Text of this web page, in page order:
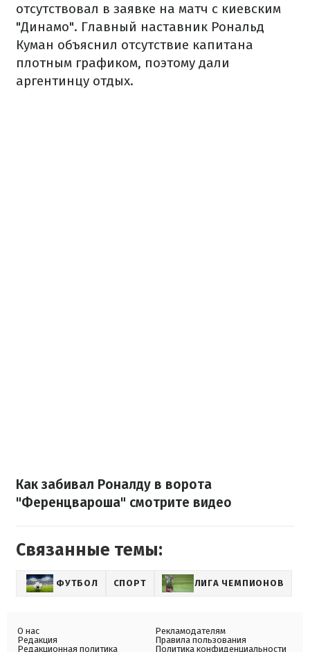
отсутствовал в заявке на матч с киевским
"Динамо". Главный наставник Рональд
Куман объяснил отсутствие капитана
плотным графиком, поэтому дали
аргентинцу отдых.
Как забивал Роналду в ворота
"Ференцвароша" смотрите видео
Связанные темы:
ФУТБОЛ СПОРТ ЛИГА ЧЕМПИОНОВ
О нас
Редакция
Редакционная политика
Рекламодателям
Правила пользования
Политика конфиденциальности